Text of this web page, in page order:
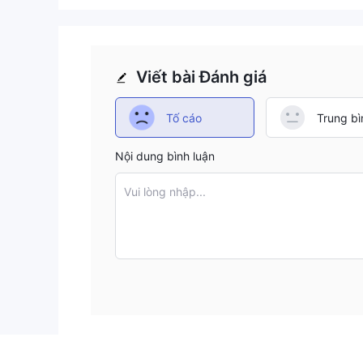
Viết bài Đánh giá
Tố cáo Trung
Nội dung bình luận
Vui lòng nhập...